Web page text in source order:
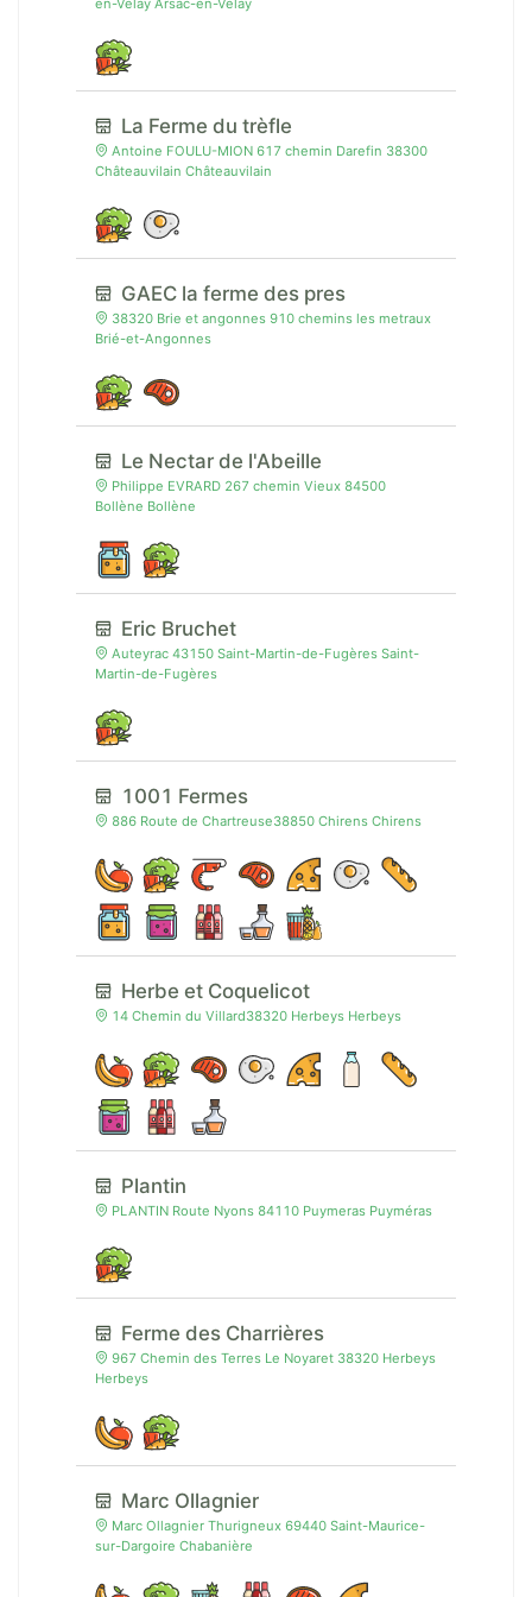
en-Velay Arsac-en-Velay
La Ferme du trèfle
Antoine FOULU-MION 617 chemin Darefin 38300
Châteauvilain Châteauvilain
GAEC la ferme des pres
38320 Brie et angonnes 910 chemins les metraux
Brié-et-Angonnes
Le Nectar de l'Abeille
Philippe EVRARD 267 chemin Vieux 84500
Bollène Bollène
Eric Bruchet
Auteyrac 43150 Saint-Martin-de-Fugères Saint-
Martin-de-Fugères
1001 Fermes
886 Route de Chartreuse38850 Chirens Chirens
Herbe et Coquelicot
14 Chemin du Villard38320 Herbeys Herbeys
Plantin
PLANTIN Route Nyons 84110 Puymeras Puyméras
Ferme des Charrières
967 Chemin des Terres Le Noyaret 38320 Herbeys
Herbeys
Marc Ollagnier
Marc Ollagnier Thurigneux 69440 Saint-Maurice-
sur-Dargoire Chabanière